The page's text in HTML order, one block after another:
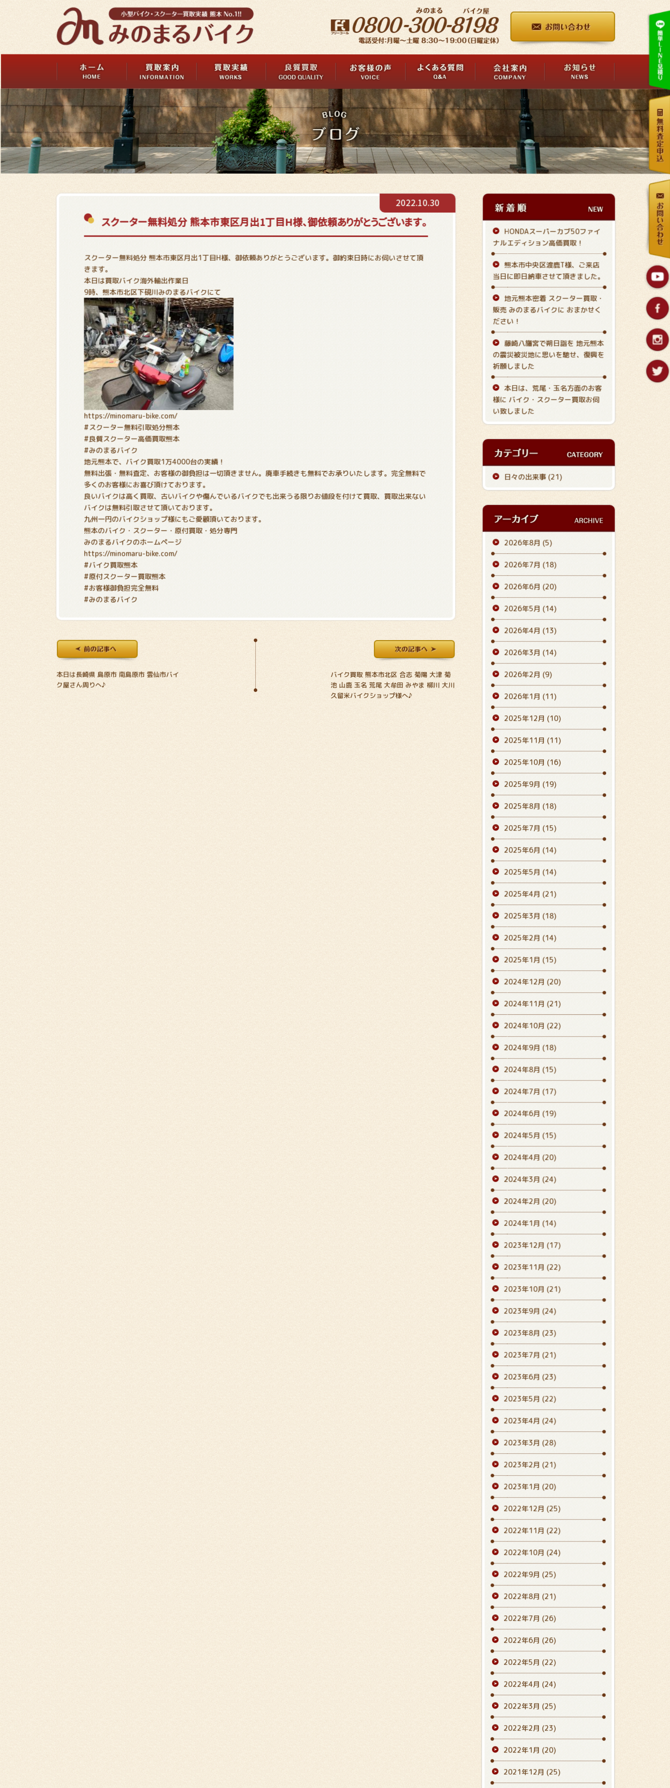
スクーター無料処分 熊本市東区月出1丁目H様、御依頼ありがとうございます。
2022.10.30
スクーター無料処分 熊本市東区月出1丁目H様、御依頼ありがとうございます。御約束日時にお伺いさせて頂
きます。
本日は買取バイク海外輸出作業日
9時、熊本市北区下硯川みのまるバイクにて
https://minomaru-bike.com/
#スクーター無料引取処分熊本
#良質スクーター高価買取熊本
#みのまるバイク
地元熊本で、バイク買取1万4000台の実績！
無料出張・無料査定、お客様の御負担は一切頂きません。廃車手続きも無料でお承りいたします。完全無料で
多くのお客様にお喜び頂けております。
良いバイクは高く買取、古いバイクや傷んでいるバイクでも出来うる限りお値段を付けて買取、買取出来ない
バイクは無料引取させて頂いております。
九州一円のバイクショップ様にもご愛顧頂いております。
熊本のバイク・スクーター・原付買取・処分専門
みのまるバイクのホームページ
https://minomaru-bike.com/
#バイク買取熊本
#原付スクーター買取熊本
#お客様御負担完全無料
#みのまるバイク
本日は長崎県 島原市 南島原市 雲仙市バイ
ク屋さん周りへ♪
バイク買取 熊本市北区 合志 菊陽 大津 菊
池 山鹿 玉名 荒尾 大牟田 みやま 柳川 大川
久留米バイクショップ様へ♪
HONDAスーパーカブ50ファイ
ナルエディション高価買取！
熊本市中央区渡鹿T様、ご来店
当日に即日納車させて頂きました。
地元熊本密着 スクーター買取・
販売 みのまるバイクに おまかせく
ださい！
藤崎八旛宮で朔日詣を 地元熊本
の震災被災地に思いを馳せ、復興を
祈願しました
本日は、荒尾・玉名方面のお客
様に バイク・スクーター買取お伺
い致しました
日々の出来事 (21)
2026年8月 (5)
2026年7月 (18)
2026年6月 (20)
2026年5月 (14)
2026年4月 (13)
2026年3月 (14)
2026年2月 (9)
2026年1月 (11)
2025年12月 (10)
2025年11月 (11)
2025年10月 (16)
2025年9月 (19)
2025年8月 (18)
2025年7月 (15)
2025年6月 (14)
2025年5月 (14)
2025年4月 (21)
2025年3月 (18)
2025年2月 (14)
2025年1月 (15)
2024年12月 (20)
2024年11月 (21)
2024年10月 (22)
2024年9月 (18)
2024年8月 (15)
2024年7月 (17)
2024年6月 (19)
2024年5月 (15)
2024年4月 (20)
2024年3月 (24)
2024年2月 (20)
2024年1月 (14)
2023年12月 (17)
2023年11月 (22)
2023年10月 (21)
2023年9月 (24)
2023年8月 (23)
2023年7月 (21)
2023年6月 (23)
2023年5月 (22)
2023年4月 (24)
2023年3月 (28)
2023年2月 (21)
2023年1月 (20)
2022年12月 (25)
2022年11月 (22)
2022年10月 (24)
2022年9月 (25)
2022年8月 (21)
2022年7月 (26)
2022年6月 (26)
2022年5月 (22)
2022年4月 (24)
2022年3月 (25)
2022年2月 (23)
2022年1月 (20)
2021年12月 (25)